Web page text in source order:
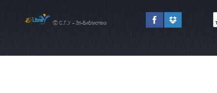
© С.Г.У - Эл-Библиотека